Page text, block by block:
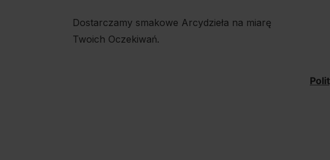
Dostarczamy smakowe Arcydzieła na miarę
Twoich Oczekiwań.